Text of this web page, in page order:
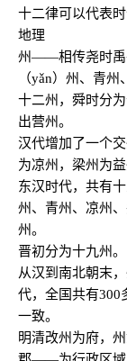
十二律可以代表时
地理
州——相传尧时禹
（yǎn）州、青
十二州，舜时分
出营州。
汉代增加了一个
为凉州，梁州为益
东汉时代，共有
州、青州、凉州
州。
晋初分为十九州。
从汉到南北朝末
代，全国共有300
一致。
明清改州为府，